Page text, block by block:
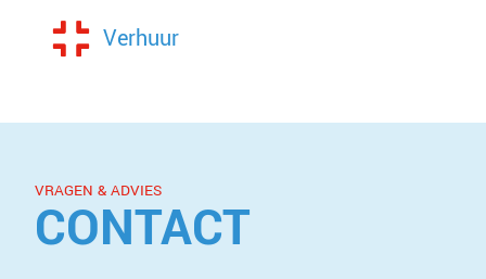
Verhuur
VRAGEN & ADVIES
CONTACT